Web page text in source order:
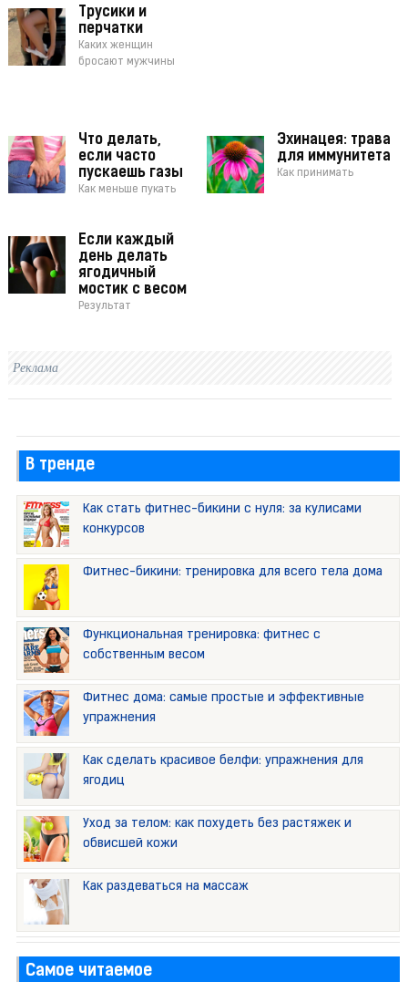
Трусики и
перчатки
Каких женщин
бросают мужчины
Что делать,
если часто
пускаешь газы
Как меньше пукать
Эхинацея: трава
для иммунитета
Как принимать
Если каждый
день делать
ягодичный
мостик с весом
Результат
Реклама
В тренде
Как стать фитнес-бикини с нуля: за кулисами
конкурсов
Фитнес-бикини: тренировка для всего тела дома
Функциональная тренировка: фитнес с
собственным весом
Фитнес дома: самые простые и эффективные
упражнения
Как сделать красивое белфи: упражнения для
ягодиц
Уход за телом: как похудеть без растяжек и
обвисшей кожи
Как раздеваться на массаж
Самое читаемое